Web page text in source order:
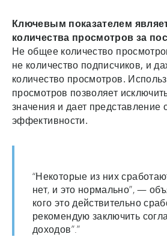
Ключевым показателем
количества просмотров за
Не общее количество
не количество подписчиков, и
количество просмотров.
просмотров позволяет
значения и дает представление
эффективности.
“Некоторые из них
нет, и это нормально”, —
кого это действительно
рекомендую заключить
доходов”.”